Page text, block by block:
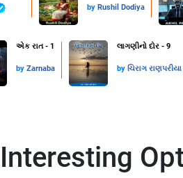
by Rushil Dodiya
એક રાત - 1
by Zarnaba
લાગણીનો દોર - 9
by ચિરાગ રાણપરીયા